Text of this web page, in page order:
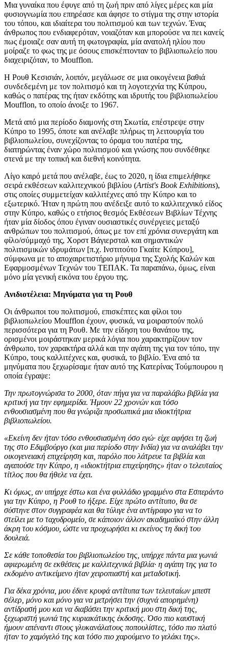
Μια γυναίκα που έφυγε από τη ζωή πριν από λίγες μέρες και μία
φυσιογνωμία που επηρέασε και άφησε το στίγμα της στην ιστορία
του τόπου, και ιδιαίτερα του πολιτισμού και των τεχνών. Ένας
άνθρωπος που ενδιαφερόταν, νοιαζόταν και μπορούσε να πει κανείς
πως έμοιαζε σαν αυτή τη φωτογραφία, μία ανατολή ηλίου που
μοίραζε το φως της με όσους επισκέπτονταν το βιβλιοπωλείο που
διαχειριζόταν, το Moufflon.
Η Ρουθ Κεσισιάν, λοιπόν, μεγάλωσε σε μια οικογένεια βαθιά
συνδεδεμένη με τον πολιτισμό και τη λογοτεχνία της Κύπρου,
καθώς ο πατέρας της ήταν εκδότης και ιδρυτής του βιβλιοπωλείου
Moufflon, το οποίο άνοιξε το 1967.
Μετά από μια περίοδο διαμονής στη Σκωτία, επέστρεψε στην
Κύπρο το 1995, όποτε και ανέλαβε πλήρως τη λειτουργία του
βιβλιοπωλείου, συνεχίζοντας το όραμα του πατέρα της,
διατηρώντας έναν χώρο πολιτισμού και γνώσης που συνδέθηκε
στενά με την τοπική και διεθνή κοινότητα.
Λίγο καιρό μετά που ανέλαβε, έως το 2020, η ίδια επιμελήθηκε
σειρά εκθέσεων καλλιτεχνικού βιβλίου (Artist's Book Exhibitions),
στις οποίες συμμετείχαν καλλιτέχνες από την Κύπρο και το
εξωτερικό. Ήταν η πρώτη που ανέδειξε αυτό το καλλιτεχνικό είδος
στην Κύπρο, καθώς ο ετήσιος θεσμός Εκθέσεων Βιβλίων Τέχνης
ήταν μία δίοδος όπου έγιναν ουσιαστικές συνέργειες μεταξύ
ανθρώπων του πολιτισμού, όπως με τον επί χρόνια συνεργάτη και
φίλο/σύμμαχό της, Χορστ Βάγιερσταλ και σημαντικών
πολιτισμικών ιδρυμάτων [π.χ. Ινστιτούτο Γκαίτε Κύπρου],
σύμφωνα με το αποχαιρετιστήριο μήνυμα της Σχολής Καλών και
Εφαρμοσμένων Τεχνών του ΤΕΠΑΚ. Τα παραπάνω, όμως, είναι
μόνο μία γενική εικόνα του έργου της.
Ανιδιοτέλεια: Μηνύματα για τη Ρουθ
Οι άνθρωποι του πολιτισμού, επισκέπτες και φίλοι του
βιβλιοπωλείου Moufflon έχουν, φυσικά, να μοιραστούν πολύ
περισσότερα για τη Ρουθ. Με την είδηση του θανάτου της,
ορισμένοι μοιράστηκαν μερικά λόγια που χαρακτηρίζουν τον
άνθρωπο, τον χαρακτήρα αλλά και την αγάπη της για τον τόπο, την
Κύπρο, τους καλλιτέχνες και, φυσικά, το βιβλίο. Ένα από τα
μηνύματα που ξεχωρίσαμε ήταν αυτό της Κατερίνας Τούμπουρου η
οποία έγραψε:
Την πρωτογνώρισα το 2000, όταν πήγα για να παραλάβω βιβλία για
κριτική για την εφημερίδα. Ήμουν 22 χρονών και τόσο
ενθουσιασμένη που θα γνώριζα προσωπικά μια ιδιοκτήτρια
βιβλιοπωλείου.
«Εκείνη δεν ήταν τόσο ενθουσιασμένη όσο εγώ· είχε αφήσει τη ζωή
της στο Εδιμβούργο (και μια περίοδο στην Ινδία) για να αναλάβει την
οικογενειακή επιχείρηση και, παρόλο που λάτρευε τα βιβλία και
αγαπούσε την Κύπρο, η «ιδιοκτήτρια επιχείρησης» ήταν ο τελευταίος
τίτλος που θα ήθελε να έχει.
Κι όμως, αν υπήρχε έστω και ένα φυλλάδιο γραμμένο στα Εσπεράντο
για την Κύπρο, η Ρουθ το ήξερε. Είχε πρώτο αντίτυπο, θα σε
σύστηνε στον συγγραφέα και θα τύλιγε ένα αντίγραφο για να το
στείλει με το ταχυδρομείο, σε κάποιον άλλον ακαδημαϊκό στην άλλη
άκρη του κόσμου, ώστε να προχωρήσει κι εκείνος τη δική του
δουλειά.
Σε κάθε τοποθεσία του βιβλιοπωλείου της, υπήρχε πάντα μια γωνιά
αφιερωμένη σε εκθέσεις με καλλιτεχνικά βιβλία· η αγάπη της για το
εκδομένο αντικείμενο ήταν χειροπιαστή και μεταδοτική.
Για δέκα χρόνια, μου έδινε κρυφά αντίτυπα των τελευταίων μπεστ
σέλερ, μόνο και μόνο για να μετρήσει την (συχνά απορημένη)
αντίδρασή μου και να διαβάσει την κριτική μου στη δική της,
ξεχωριστή γωνιά της κυριακάτικης έκδοσης. Όσο πιο καυστική
ήμουν απέναντι στους γλυκανάλατους ποπουλίστες, τόσο πιο πλατύ
ήταν το χαμόγελό της και τόσο πιο χαρούμενο το γελάκι της».